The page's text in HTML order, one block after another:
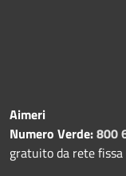
Aimeri
Numero Verde:800
gratuito da rete fissa